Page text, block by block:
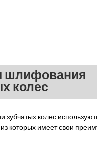
шлифования
колес
колес
которых имеет свои